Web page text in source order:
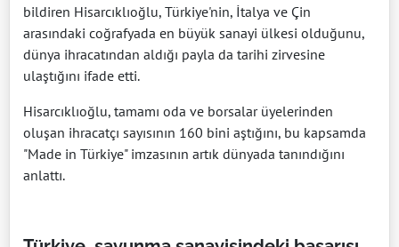
bildiren Hisarcıklıoğlu, Türkiye'nin, İtalya ve Çin
arasındaki coğrafyada en büyük sanayi ülkesi olduğunu,
dünya ihracatından aldığı payla da tarihi zirvesine
ulaştığını ifade etti.
Hisarcıklıoğlu, tamamı oda ve borsalar üyelerinden
oluşan ihracatçı sayısının 160 bini aştığını, bu kapsamda
"Made in Türkiye" imzasının artık dünyada tanındığını
anlattı.